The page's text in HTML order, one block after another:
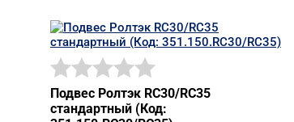
Подвес Ролтэк RC30/RC35
стандартный (Код: